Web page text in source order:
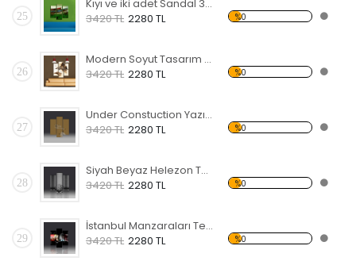
25
Kıyı ve iki adet Sandal 3 Temalı Kanvas Tablo
3420 TL 2280 TL %0
26
Modern Soyut Tasarım 26 Kanvas Tablo
3420 TL 2280 TL %0
27
Under Constuction Yazısı Temalı Kanvas Tablo
3420 TL 2280 TL %0
28
Siyah Beyaz Helezon Temalı Kanvas Tablo
3420 TL 2280 TL %0
29
İstanbul Manzaraları Temalı Kanvas Tablo
3420 TL 2280 TL %0